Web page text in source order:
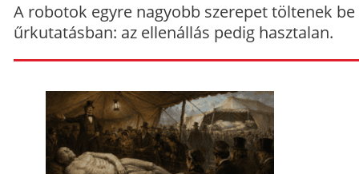
A robotok egyre nagyobb szerepet töltenek be
űrkutatásban: az ellenállás pedig hasztalan.